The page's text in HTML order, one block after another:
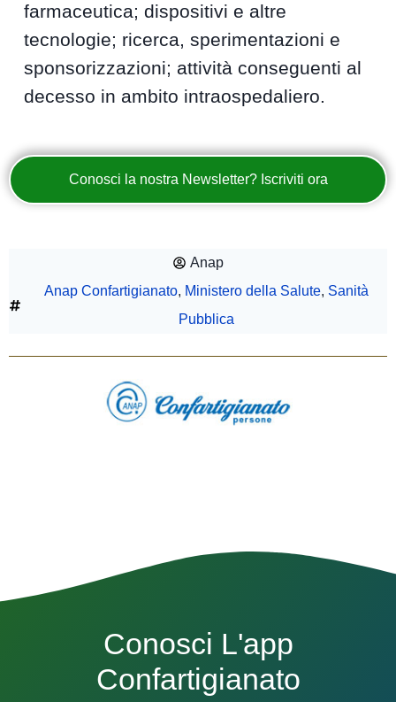
farmaceutica; dispositivi e altre
tecnologie; ricerca, sperimentazioni e
sponsorizzazioni; attività conseguenti al
decesso in ambito intraospedaliero.
Conosci la nostra Newsletter? Iscriviti ora
Anap
Anap Confartigianato, Ministero della Salute, Sanità
Pubblica
Conosci L'app
Confartigianato